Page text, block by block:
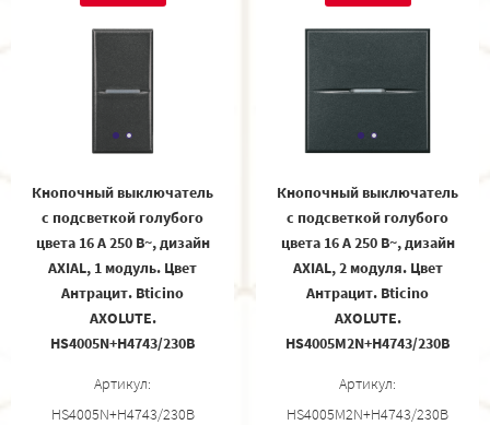
Кнопочный выключатель
с подсветкой голубого
цвета 16 А 250 В~, дизайн
AXIAL, 1 модуль. Цвет
Антрацит. Bticino
AXOLUTE.
HS4005N+H4743/230B
Артикул:
HS4005N+H4743/230B
Кнопочный выключатель
с подсветкой голубого
цвета 16 А 250 В~, дизайн
AXIAL, 2 модуля. Цвет
Антрацит. Bticino
AXOLUTE.
HS4005M2N+H4743/230B
Артикул:
HS4005M2N+H4743/230B